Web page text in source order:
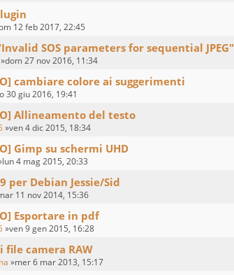
12 feb 2017, 22:45
SOS parameters for sequential JPEG"
»dom 27 nov 2016, 11:34
cambiare colore ai suggerimenti
30 giu 2016, 19:41
Allineamento del testo
»ven 4 dic 2015, 18:34
Gimp su schermi UHD
4 mag 2015, 20:33
per Debian Jessie/Sid
11 nov 2014, 15:36
Esportare in pdf
»ven 9 gen 2015, 16:28
file camera RAW
»mer 6 mar 2013, 15:17